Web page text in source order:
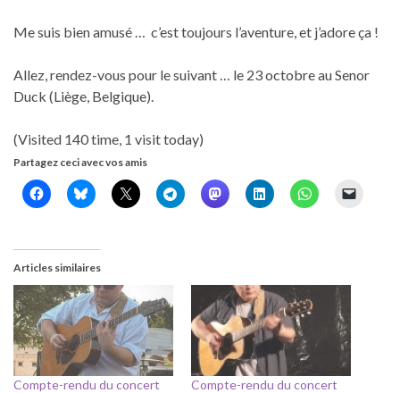
Me suis bien amusé … c’est toujours l’aventure, et j’adore ça !
Allez, rendez-vous pour le suivant … le 23 octobre au Senor
Duck (Liège, Belgique).
(Visited 140 time, 1 visit today)
Partagez ceci avec vos amis
Articles similaires
Compte-rendu du concert
Compte-rendu du concert